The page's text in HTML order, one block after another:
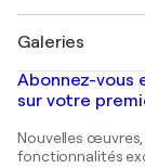
Banksy
Mr. Brainwash
Shepard Fairey
Tableaux
Peintures de
Estampes
Peintures
Galeries
Galeries d'art
Galeries d'art
Abonnez-vous
sur votre
Nouvelles
fonctionnalités